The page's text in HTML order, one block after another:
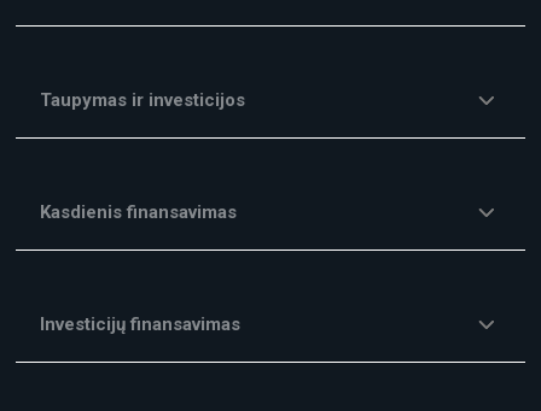
Taupymas ir investicijos
Kasdienis finansavimas
Investicijų finansavimas